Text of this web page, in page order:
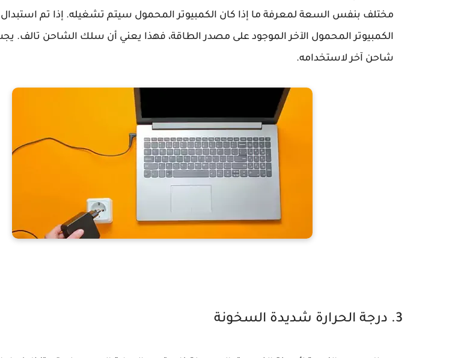
مختلف بنفس السعة لمعرفة ما إذا كان الكمبيوتر المحمول سيتم تشغيله. إذا تم
الكمبيوتر المحمول الآخر الموجود على مصدر الطاقة، فهذا يعني أن سلك الشاحن تالف.
شاحن آخر لاستخدامه.
3. درجة الحرارة شديدة السخونة